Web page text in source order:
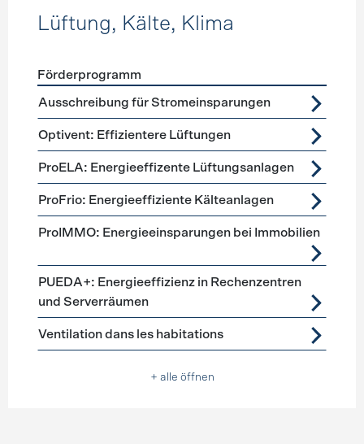
Lüftung, Kälte, Klima
Förderprogramme Lüftung, Kälte, Klima
Förderprogramm
Ausschreibung für Stromeinsparungen
Optivent: Effizientere Lüftungen
ProELA: Energieeffizente Lüftungsanlagen
ProFrio: Energieeffiziente Kälteanlagen
ProIMMO: Energieeinsparungen bei Immobilien
PUEDA+: Energieeffizienz in Rechenzentren
und Serverräumen
Ventilation dans les habitations
+ alle öffnen